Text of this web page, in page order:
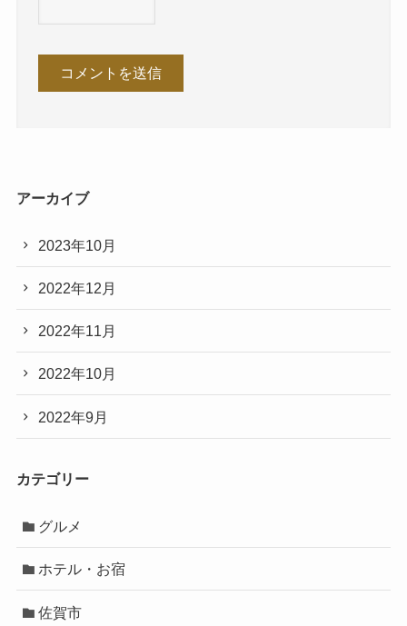
アーカイブ
2023年10月
2022年12月
2022年11月
2022年10月
2022年9月
カテゴリー
グルメ
ホテル・お宿
佐賀市